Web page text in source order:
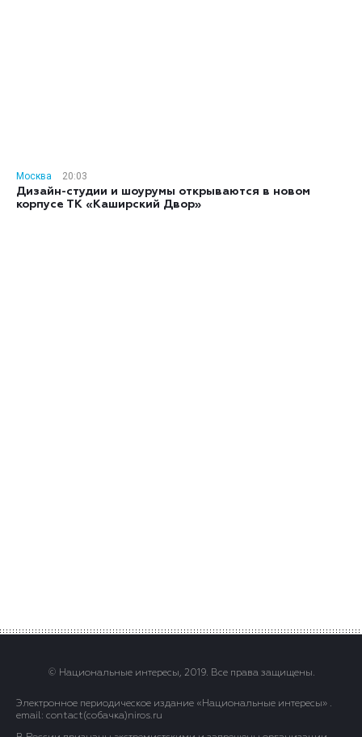
Москва
20:03
Дизайн-студии и шоурумы открываются в новом
корпусе ТК «Каширский Двор»
© Национальные интересы, 2019. Все права защищены.
Электронное периодическое издание «Национальные интересы» .
email: contact(сoбaчка)niros.ru